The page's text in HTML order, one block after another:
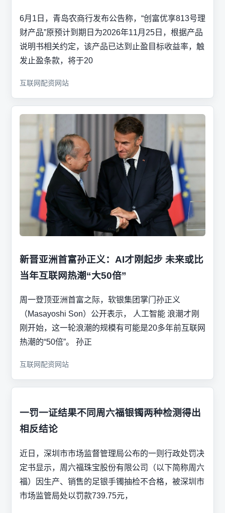
6月1日，青岛农商行发布公告称，“创富优享813号理
财产品”原预计到期日为2026年11月25日，根据产品
说明书相关约定，该产品已达到止盈目标收益率，触
发止盈条款，将于20
互联网配资网站
新晋亚洲首富孙正义：AI才刚起步 未来或比
当年互联网热潮“大50倍”
周一登顶亚洲首富之际，软银集团掌门孙正义
（Masayoshi Son）公开表示， 人工智能 浪潮才刚
刚开始，这一轮浪潮的规模有可能是20多年前互联网
热潮的“50倍”。 孙正
互联网配资网站
一罚一证结果不同周六福银镯两种检测得出
相反结论
近日，深圳市市场监督管理局公布的一则行政处罚决
定书显示，周六福珠宝股份有限公司（以下简称周六
福）因生产、销售的足银手镯抽检不合格，被深圳市
市场监管局处以罚款739.75元，